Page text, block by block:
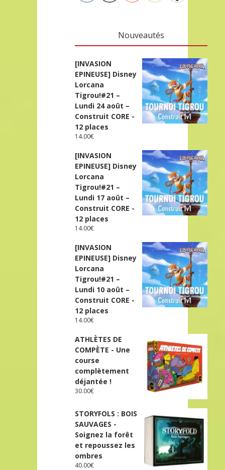
Nouveautés
[INVASION
EPINEUSE] Disney
Lorcana
Tigrou!#21 –
Lundi 24 août –
Construit CORE -
12 places
14.00€
[INVASION
EPINEUSE] Disney
Lorcana
Tigrou!#21 –
Lundi 17 août –
Construit CORE -
12 places
14.00€
[INVASION
EPINEUSE] Disney
Lorcana
Tigrou!#21 –
Lundi 10 août –
Construit CORE -
12 places
14.00€
ATHLÈTES DE
COMPÈTE - Une
course
complètement
déjantée !
30.00€
STORYFOLS : BOIS
SAUVAGES -
Soignez la forêt
et repoussez les
ombres
40.00€